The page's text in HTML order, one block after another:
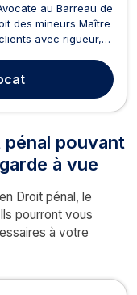
au Barreau de
des mineurs Maître
avec rigueur,
procédures
pouvant
à vue
Droit pénal, le
pourront vous
à votre